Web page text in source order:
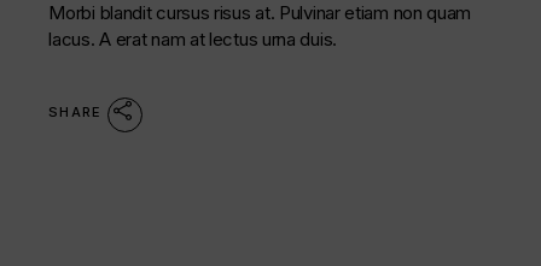
Morbi blandit cursus risus at. Pulvinar etiam non quam
lacus. A erat nam at lectus urna duis.
SHARE